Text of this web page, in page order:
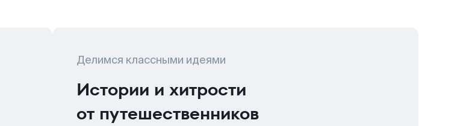
Делимся классными идеями
Истории и хитрости
от путешественников